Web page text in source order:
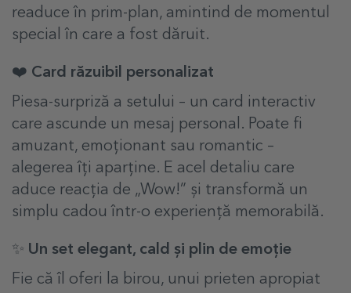
readuce în prim-plan, amintind de momentul
special în care a fost dăruit.
❤️ Card răzuibil personalizat
Piesa-surpriză a setului – un card interactiv
care ascunde un mesaj personal. Poate fi
amuzant, emoționant sau romantic –
alegerea îți aparține. E acel detaliu care
aduce reacția de „Wow!” și transformă un
simplu cadou într-o experiență memorabilă.
✨ Un set elegant, cald și plin de emoție
Fie că îl oferi la birou, unui prieten apropiat